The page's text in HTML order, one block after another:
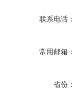
联系电话：
常用邮箱：
省份：